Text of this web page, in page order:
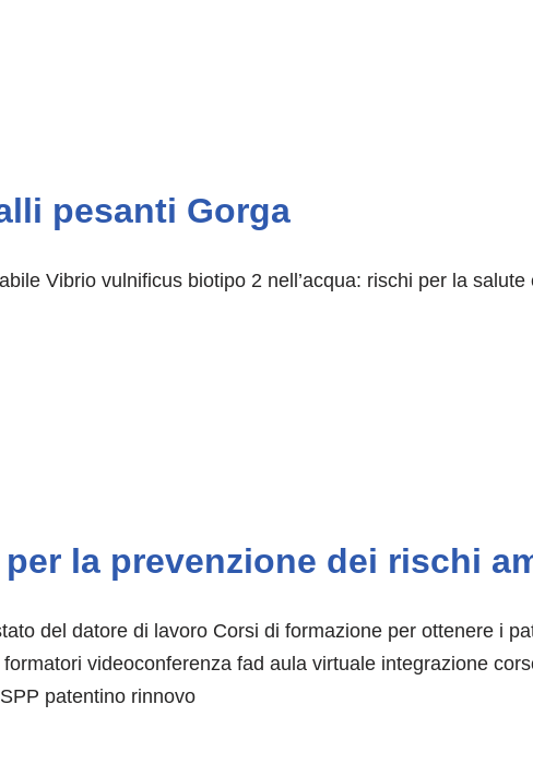
pesanti Gorga
Vibrio vulnificus biotipo 2 nell’acqua: rischi per la
la prevenzione dei rischi
del datore di lavoro Corsi di formazione per ottenere i
videoconferenza fad aula virtuale integrazione
patentino rinnovo